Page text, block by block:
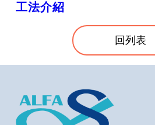
工法介紹
回列表